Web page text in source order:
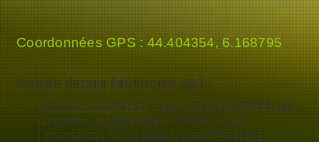
Coordonnées GPS : 44.404354, 6.168795
Arrivée depuis l'autoroute A51 :
-En sortant à Tallard: Suivre Tallard la D942,puis
direction Barcelonnette la D900B. Après
l'Intermarché de Remollon, prendre à droite